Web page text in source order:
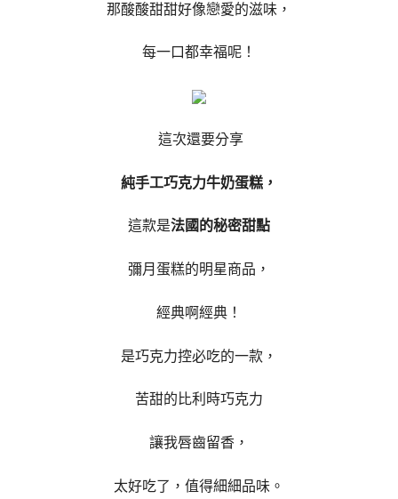
那酸酸甜甜好像戀愛的滋味，
每一口都幸福呢！
這次還要分享
純手工巧克力牛奶蛋糕，
這款是法國的秘密甜點
彌月蛋糕的明星商品，
經典啊經典！
是巧克力控必吃的一款，
苦甜的比利時巧克力
讓我唇齒留香，
太好吃了，值得細細品味。